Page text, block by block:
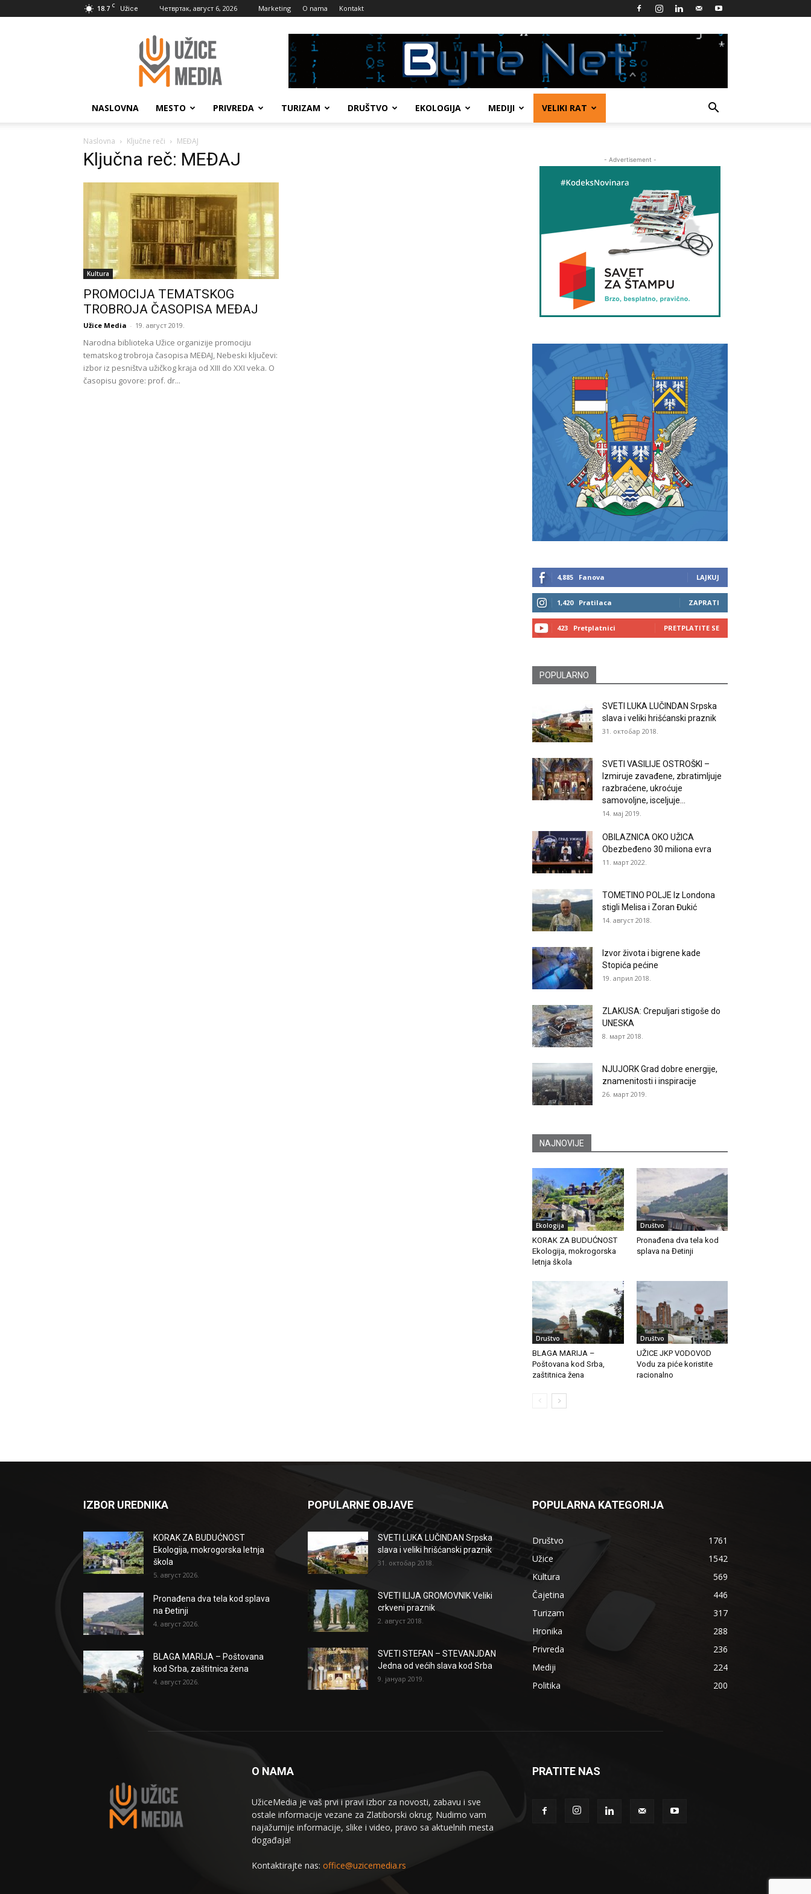
18.7 C Užice Четвртак, август 6, 2026 Marketing O nama Kontakt
UžiceMedia
NASLOVNA MESTO PRIVREDA TURIZAM DRUŠTVO EKOLOGIJA MEDIJI VELIKI RAT
Naslovna Ključne reči MEĐAJ
Ključna reč: MEĐAJ
Kultura
PROMOCIJA TEMATSKOG
TROBROJA ČASOPISA MEĐAJ
Užice Media - 19. август 2019.
Narodna biblioteka Užice organizije promociju
tematskog trobroja časopisa MEĐAJ, Nebeski ključevi:
izbor iz pesništva užičkog kraja od XIII do XXI veka. O
časopisu govore: prof. dr...
- Advertisement -
4,885 Fanova LAJKUJ
1,420 Pratilaca ZAPRATI
423 Pretplatnici PRETPLATITE SE
POPULARNO
SVETI LUKA LUČINDAN Srpska
slava i veliki hrišćanski praznik
31. октобар 2018.
SVETI VASILIJE OSTROŠKI –
Izmiruje zavađene, zbratimljuje
razbraćene, ukroćuje
samovoljne, isceljuje...
14. мај 2019.
OBILAZNICA OKO UŽICA
Obezbeđeno 30 miliona evra
11. март 2022.
TOMETINO POLJE Iz Londona
stigli Melisa i Zoran Đukić
14. август 2018.
Izvor života i bigrene kade
Stopića pećine
19. април 2018.
ZLAKUSA: Crepuljari stigoše do
UNESKA
8. март 2018.
NJUJORK Grad dobre energije,
znamenitosti i inspiracije
26. март 2019.
NAJNOVIJE
Ekologija
KORAK ZA BUDUĆNOST
Ekologija, mokrogorska
letnja škola
Društvo
Pronađena dva tela kod
splava na Đetinji
Društvo
BLAGA MARIJA –
Poštovana kod Srba,
zaštitnica žena
Društvo
UŽICE JKP VODOVOD
Vodu za piće koristite
racionalno
IZBOR UREDNIKA
KORAK ZA BUDUĆNOST
Ekologija, mokrogorska letnja
škola
5. август 2026.
Pronađena dva tela kod splava
na Đetinji
4. август 2026.
BLAGA MARIJA – Poštovana
kod Srba, zaštitnica žena
4. август 2026.
POPULARNE OBJAVE
SVETI LUKA LUČINDAN Srpska
slava i veliki hrišćanski praznik
31. октобар 2018.
SVETI ILIJA GROMOVNIK Veliki
crkveni praznik
2. август 2018.
SVETI STEFAN – STEVANJDAN
Jedna od većih slava kod Srba
9. јануар 2019.
POPULARNA KATEGORIJA
Društvo
1761
Užice
1542
Kultura
569
Čajetina
446
Turizam
317
Hronika
288
Privreda
236
Mediji
224
Politika
200
O NAMA
UžiceMedia je vaš prvi i pravi izbor za novosti, zabavu i sve
ostale informacije vezane za Zlatiborski okrug. Nudimo vam
najažurnije informacije, slike i video, pravo sa aktuelnih mesta
događaja!
Kontaktirajte nas: office@uzicemedia.rs
PRATITE NAS